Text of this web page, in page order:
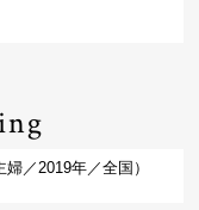
／2019年／全国）